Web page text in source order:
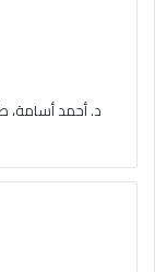
د. أحمد أسامة،